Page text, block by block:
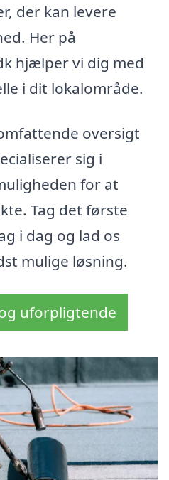
der kan levere
Her på
hjælper vi dig med
i dit lokalområde.
oversigt
sig i
for at
Tag det første
i dag og lad os
mulige løsning.
uforpligtende